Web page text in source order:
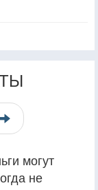
могут
не